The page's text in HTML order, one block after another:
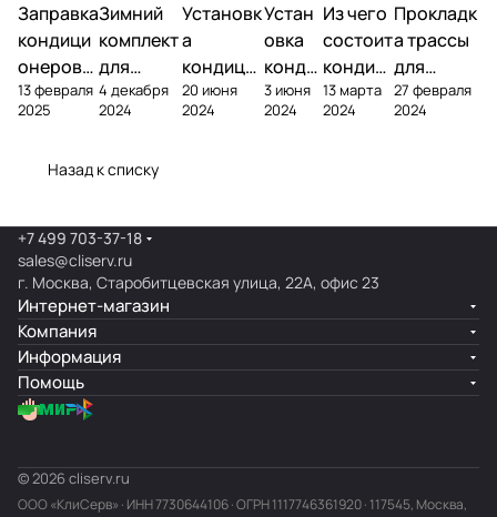
Заправка
кондици
онеров
фреоном
13 февраля
2025
Зимний
комплект
для
кондици
онера
4 декабря
2024
Установк
а
кондици
онера на
фасаде
20 июня
2024
Устан
овка
конди
ционе
ра
3 июня
2024
Из чего
состоит
кондиц
ионер?
13 марта
2024
Прокладк
а трассы
для
кондицио
нера
27 февраля
2024
Назад к списку
+7 499 703-37-18
sales@cliserv.ru
г. Москва, Старобитцевская улица, 22А, офис 23
Интернет-магазин
Компания
Информация
Помощь
© 2026 cliserv.ru
ООО «КлиСерв» · ИНН7730644106· ОГРН 1117746361920 · 117545, Москва,